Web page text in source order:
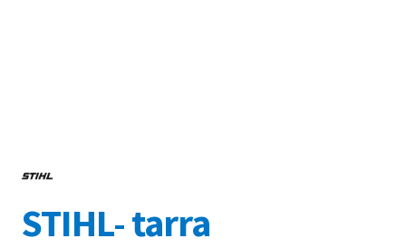
Tietoa meistä
STIHL- tarra